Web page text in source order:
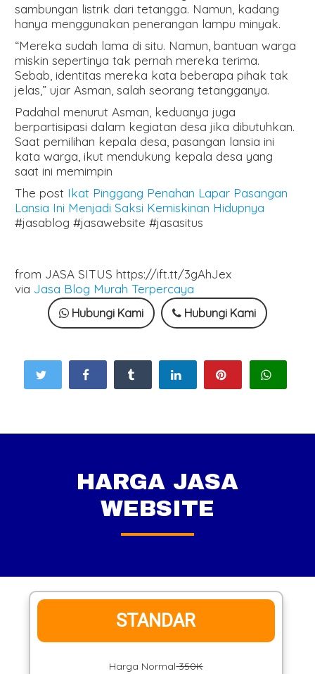
sambungan listrik dari tetangga. Namun, kadang
hanya menggunakan penerangan lampu minyak.
“Mereka sudah lama di situ. Namun, bantuan warga
miskin sepertinya tak pernah mereka terima.
Sebab, identitas mereka kata beberapa pihak tak
jelas,” ujar Asman, salah seorang tetangganya.
Padahal menurut Asman, keduanya juga
berpartisipasi dalam kegiatan desa jika dibutuhkan.
Saat pemilihan kepala desa, pasangan lansia ini
kata warga, ikut mendukung kepala desa yang
saat ini memimpin
The post Ikat Pinggang Penahan Lapar Pasangan
Lansia Ini Menjadi Saksi Kemiskinan Hidupnya
#jasablog #jasawebsite #jasasitus
from JASA SITUS https://ift.tt/3gAhJex
via Jasa Blog Murah Terpercaya
Hubungi Kami Hubungi Kami
HARGA JASA
WEBSITE
STANDAR
Harga Normal350K